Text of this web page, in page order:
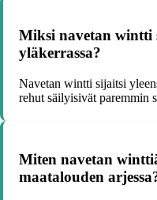
Miksi navetan wintti
yläkerrassa?
Navetan wintti sijaitsi
rehut säilyisivät paremmin
Miten navetan
maatalouden